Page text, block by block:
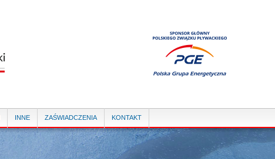
INNE ZAŚWIADCZENIA KONTAKT